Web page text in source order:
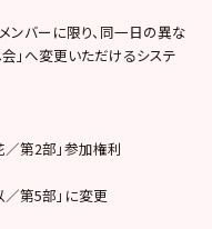
ンバーに限り、同一日の異な
」へ変更いただけるシステ
第2部」参加権利
第5部」に変更